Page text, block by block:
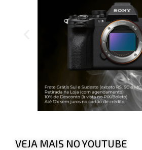
VEJA MAIS NO YOUTUBE